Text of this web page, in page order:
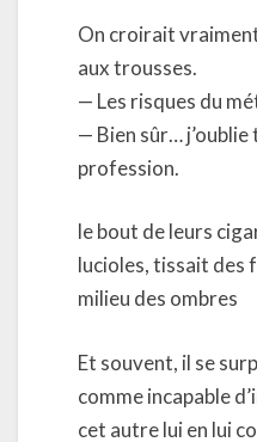
On croirait
aux trousses.
— Les risques du
— Bien sûr…
profession.
le bout de leurs
lucioles, tissait des
milieu des ombres
Et souvent, il se
comme incapable
cet autre lui en lui